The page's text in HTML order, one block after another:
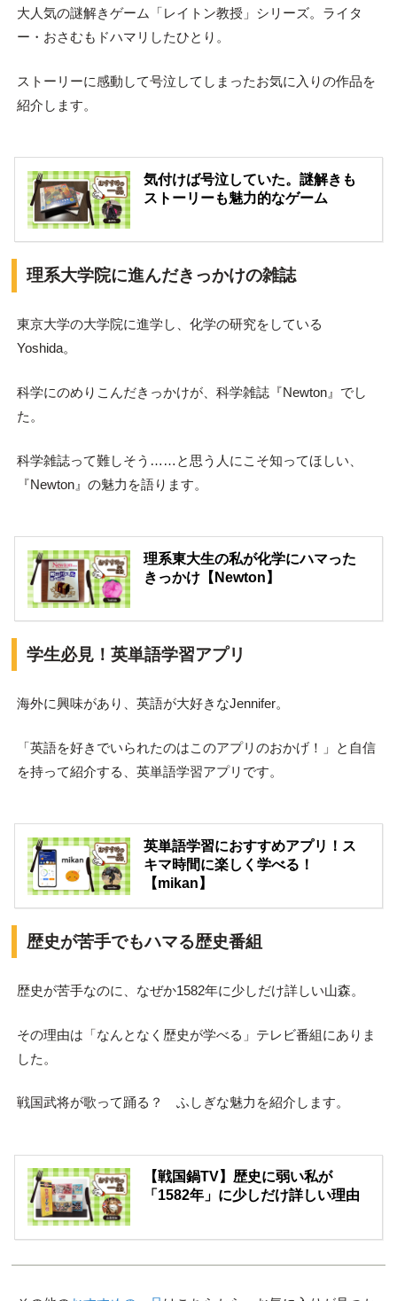
大人気の謎解きゲーム「レイトン教授」シリーズ。ライタ
ー・おさむもドハマリしたひとり。
ストーリーに感動して号泣してしまったお気に入りの作品を
紹介します。
気付けば号泣していた。謎解きも
ストーリーも魅力的なゲーム
理系大学院に進んだきっかけの雑誌
東京大学の大学院に進学し、化学の研究をしている
Yoshida。
科学にのめりこんだきっかけが、科学雑誌『Newton』でし
た。
科学雑誌って難しそう……と思う人にこそ知ってほしい、
『Newton』の魅力を語ります。
理系東大生の私が化学にハマった
きっかけ【Newton】
学生必見！英単語学習アプリ
海外に興味があり、英語が大好きなJennifer。
「英語を好きでいられたのはこのアプリのおかげ！」と自信
を持って紹介する、英単語学習アプリです。
英単語学習におすすめアプリ！ス
キマ時間に楽しく学べる！
【mikan】
歴史が苦手でもハマる歴史番組
歴史が苦手なのに、なぜか1582年に少しだけ詳しい山森。
その理由は「なんとなく歴史が学べる」テレビ番組にありま
した。
戦国武将が歌って踊る？ ふしぎな魅力を紹介します。
【戦国鍋TV】歴史に弱い私が
「1582年」に少しだけ詳しい理由